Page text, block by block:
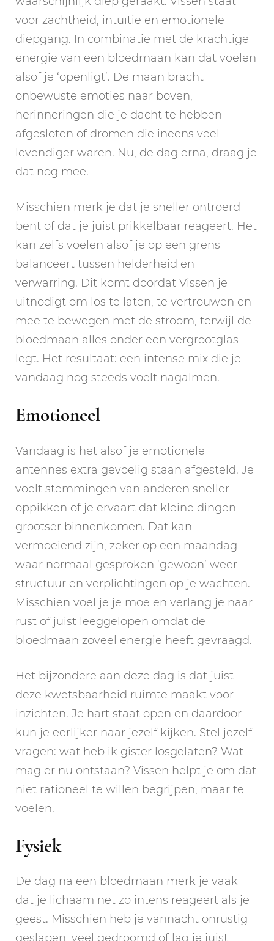
voor zachtheid, intuïtie en emotionele
diepgang. In combinatie met de krachtige
energie van een bloedmaan kan dat voelen
alsof je ‘openligt’. De maan bracht
onbewuste emoties naar boven,
herinneringen die je dacht te hebben
afgesloten of dromen die ineens veel
levendiger waren. Nu, de dag erna, draag je
dat nog mee.
Misschien merk je dat je sneller ontroerd
bent of dat je juist prikkelbaar reageert. Het
kan zelfs voelen alsof je op een grens
balanceert tussen helderheid en
verwarring. Dit komt doordat Vissen je
uitnodigt om los te laten, te vertrouwen en
mee te bewegen met de stroom, terwijl de
bloedmaan alles onder een vergrootglas
legt. Het resultaat: een intense mix die je
vandaag nog steeds voelt nagalmen.
Emotioneel
Vandaag is het alsof je emotionele
antennes extra gevoelig staan afgesteld. Je
voelt stemmingen van anderen sneller
oppikken of je ervaart dat kleine dingen
grootser binnenkomen. Dat kan
vermoeiend zijn, zeker op een maandag
waar normaal gesproken ‘gewoon’ weer
structuur en verplichtingen op je wachten.
Misschien voel je je moe en verlang je naar
rust of juist leeggelopen omdat de
bloedmaan zoveel energie heeft gevraagd.
Het bijzondere aan deze dag is dat juist
deze kwetsbaarheid ruimte maakt voor
inzichten. Je hart staat open en daardoor
kun je eerlijker naar jezelf kijken. Stel jezelf
vragen: wat heb ik gister losgelaten? Wat
mag er nu ontstaan? Vissen helpt je om dat
niet rationeel te willen begrijpen, maar te
voelen.
Fysiek
De dag na een bloedmaan merk je vaak
dat je lichaam net zo intens reageert als je
geest. Misschien heb je vannacht onrustig
geslapen, veel gedroomd of lag je juist